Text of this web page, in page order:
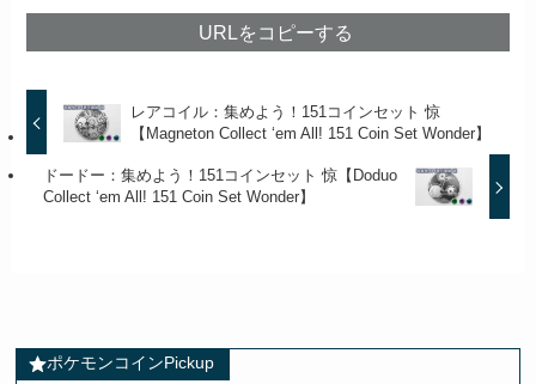
URLをコピーする
レアコイル：集めよう！151コインセット 惊
【Magneton Collect ‘em All! 151 Coin Set Wonder】
ドードー：集めよう！151コインセット 惊【Doduo
Collect ‘em All! 151 Coin Set Wonder】
ポケモンコインPickup